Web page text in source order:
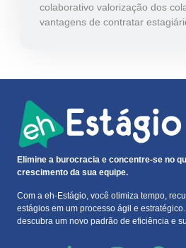
colaborativo valorização dos
vantagens de contratar
Elimine a burocracia e concentre-se no
crescimento da sua equipe.
Com a eh-Estágio, você otimiza tempo,
estágios em um processo ágil e
descubra um novo padrão de eficiência e